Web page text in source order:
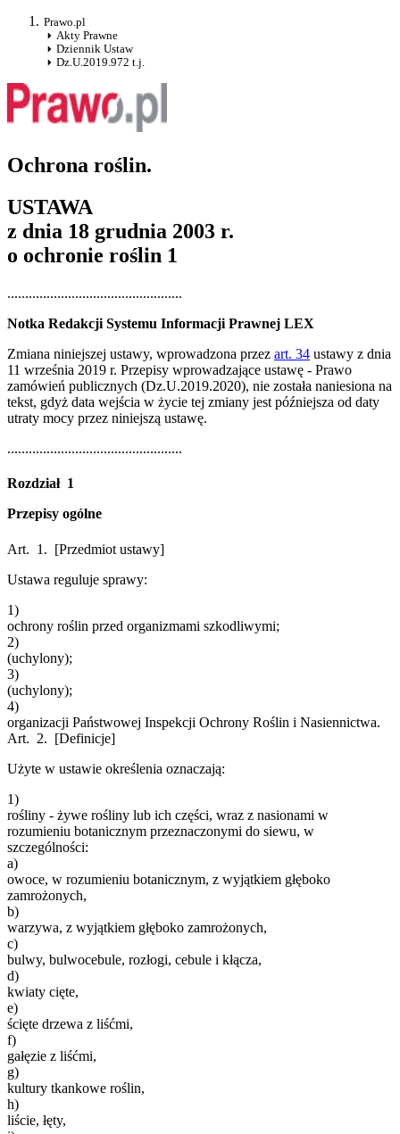
Prawo.pl
Akty Prawne
Dziennik Ustaw
Dz.U.2019.972 t.j.
Ochrona roślin.
USTAWA
z dnia 18 grudnia 2003 r.
o ochronie roślin 1
.................................................
Notka Redakcji Systemu Informacji Prawnej LEX
Zmiana niniejszej ustawy, wprowadzona przez art. 34 ustawy z dnia
11 września 2019 r. Przepisy wprowadzające ustawę - Prawo
zamówień publicznych (Dz.U.2019.2020), nie została naniesiona na
tekst, gdyż data wejścia w życie tej zmiany jest późniejsza od daty
utraty mocy przez niniejszą ustawę.
.................................................
Rozdział 1
Przepisy ogólne
Art. 1. [Przedmiot ustawy]
Ustawa reguluje sprawy:
1)
ochrony roślin przed organizmami szkodliwymi;
2)
(uchylony);
3)
(uchylony);
4)
organizacji Państwowej Inspekcji Ochrony Roślin i Nasiennictwa.
Art. 2. [Definicje]
Użyte w ustawie określenia oznaczają:
1)
rośliny - żywe rośliny lub ich części, wraz z nasionami w
rozumieniu botanicznym przeznaczonymi do siewu, w
szczególności:
a)
owoce, w rozumieniu botanicznym, z wyjątkiem głęboko
zamrożonych,
b)
warzywa, z wyjątkiem głęboko zamrożonych,
c)
bulwy, bulwocebule, rozłogi, cebule i kłącza,
d)
kwiaty cięte,
e)
ścięte drzewa z liśćmi,
f)
gałęzie z liśćmi,
g)
kultury tkankowe roślin,
h)
liście, łęty,